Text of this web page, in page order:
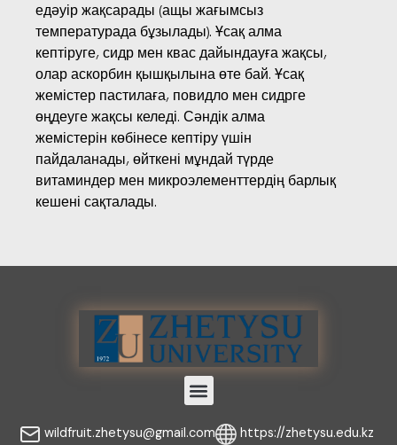
едәуір жақсарады (ащы жағымсыз
температурада бұзылады). Ұсақ алма
кептіруге, сидр мен квас дайындауға жақсы,
олар аскорбин қышқылына өте бай. Ұсақ
жемістер пастилаға, повидло мен сидрге
өңдеуге жақсы келеді. Сәндік алма
жемістерін көбінесе кептіру үшін
пайдаланады, өйткені мұндай түрде
витаминдер мен микроэлементтердің барлық
кешені сақталады.
Menu
wildfruit.zhetysu@gmail.com
https://zhetysu.edu.kz